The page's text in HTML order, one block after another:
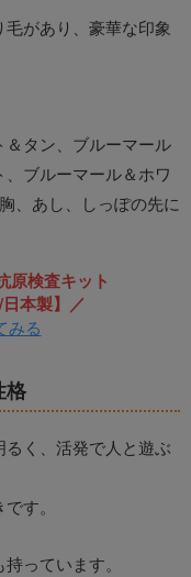
があり、豪華な印象
タン、ブルーマール
ブルーマール＆ホワ
、あし、しっぽの先に
原検査キット
本製】／
みる
格
く、活発で人と遊ぶ
す。
っています。